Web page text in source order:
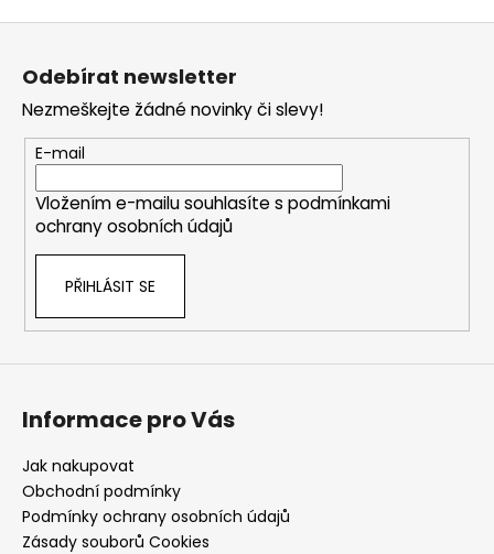
Z
Odebírat newsletter
Nezmeškejte žádné novinky či slevy!
E-mail
Vložením e-mailu souhlasíte s podmínkami
ochrany osobních údajů
PŘIHLÁSIT SE
Informace pro Vás
Jak nakupovat
Obchodní podmínky
Podmínky ochrany osobních údajů
Zásady souborů Cookies